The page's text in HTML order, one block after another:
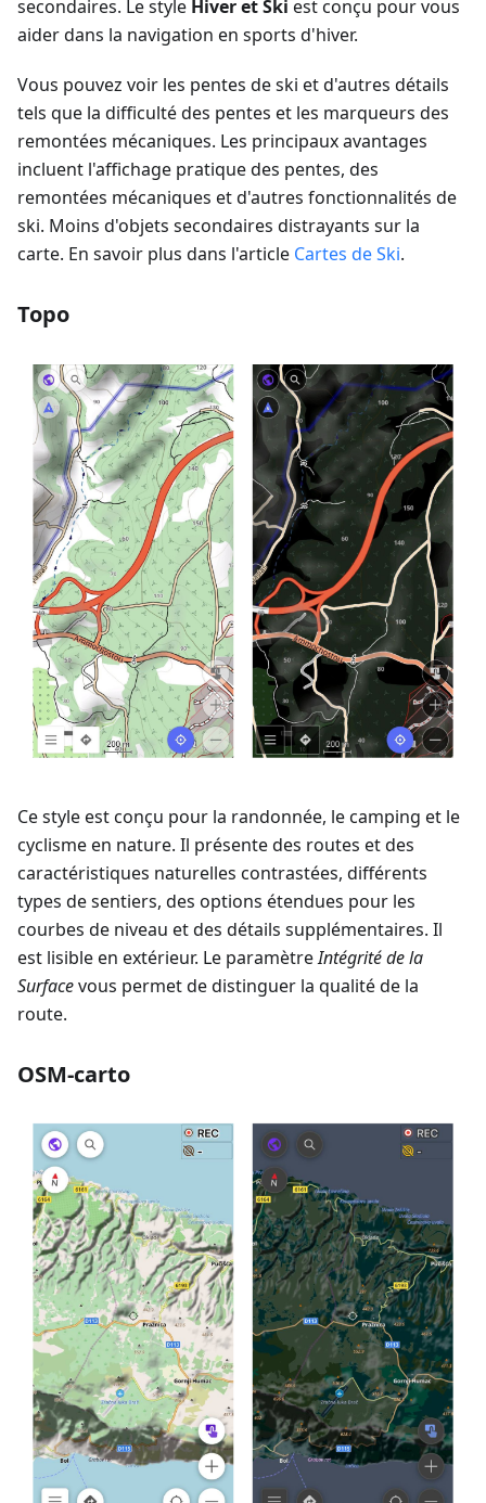
secondaires. Le style Hiver et Ski est conçu pour vous
aider dans la navigation en sports d'hiver.
Vous pouvez voir les pentes de ski et d'autres détails
tels que la difficulté des pentes et les marqueurs des
remontées mécaniques. Les principaux avantages
incluent l'affichage pratique des pentes, des
remontées mécaniques et d'autres fonctionnalités de
ski. Moins d'objets secondaires distrayants sur la
carte. En savoir plus dans l'article Cartes de Ski.
Topo
Ce style est conçu pour la randonnée, le camping et le
cyclisme en nature. Il présente des routes et des
caractéristiques naturelles contrastées, différents
types de sentiers, des options étendues pour les
courbes de niveau et des détails supplémentaires. Il
est lisible en extérieur. Le paramètreIntégrité de la
Surfacevous permet de distinguer la qualité de la
route.
OSM-carto